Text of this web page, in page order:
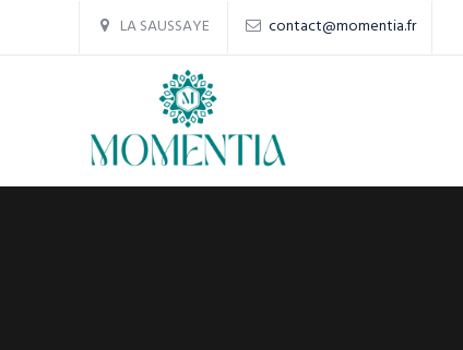
LA SAUSSAYE contact@momentia.fr